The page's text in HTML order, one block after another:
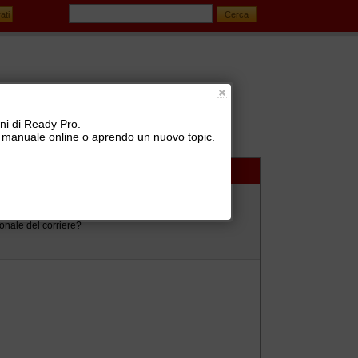
vettori (BRT, SDA, TNT, UPS, GLS, ...)
del corriere?
di Ready Pro.
online o aprendo un nuovo topic.